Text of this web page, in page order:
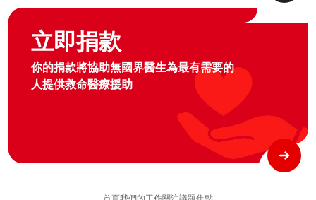
立即捐款
你的捐款將協助無國界醫生為最有需要的
人提供救命醫療援助
Graphic of hand with heart logo